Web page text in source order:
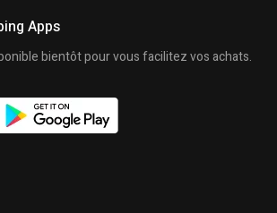
Apps
bientôt pour vous facilitez vos achats.